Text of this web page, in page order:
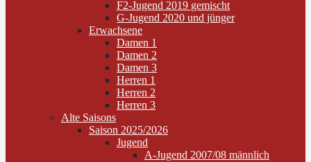
F2-Jugend 2019 gemischt
G-Jugend 2020 und jünger
Erwachsene
Damen 1
Damen 2
Damen 3
Herren 1
Herren 2
Herren 3
Alte Saisons
Saison 2025/2026
Jugend
A-Jugend 2007/08 männlich